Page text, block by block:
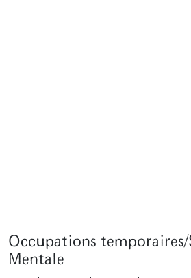
Occupations
Mentale